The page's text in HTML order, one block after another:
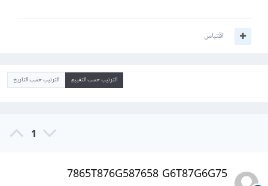
اقتباس
الترتيب حسب التقييم الترتيب حسب التاريخ
1
7865T876G587658 G6T87G6G75